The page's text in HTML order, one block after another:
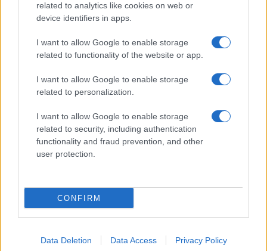
related to analytics like cookies on web or
device identifiers in apps.
I want to allow Google to enable storage
related to functionality of the website or app.
I want to allow Google to enable storage
related to personalization.
I want to allow Google to enable storage
related to security, including authentication
functionality and fraud prevention, and other
user protection.
CONFIRM
Data Deletion Data Access Privacy Policy
Ελεύθερη πτώση στις βάσεις
2024 – Οι τελευταίες εκτιμήσεις
μία «ανάσα» πριν τις βαθμολογίες
ΣΟΚ για τις βάσεις 2024 –
Βαφειαδάκης: «Κλάµατα στις
βαθµολογίες, γέλια στα
αποτελέσµατα»
Πανελλήνιες 2024: Πότε βγαίνουν
Πανελλαδικών